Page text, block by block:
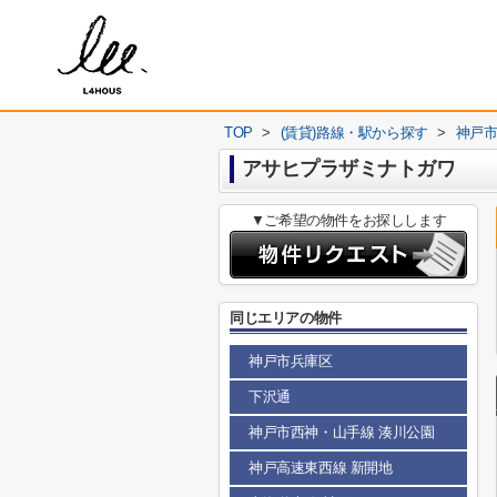
TOP > (賃貸)路線・駅から探す > 神戸
アサヒプラザミナトガワ
▼ご希望の物件をお探しします
同じエリアの物件
神戸市兵庫区
下沢通
神戸市西神・山手線 湊川公園
神戸高速東西線 新開地